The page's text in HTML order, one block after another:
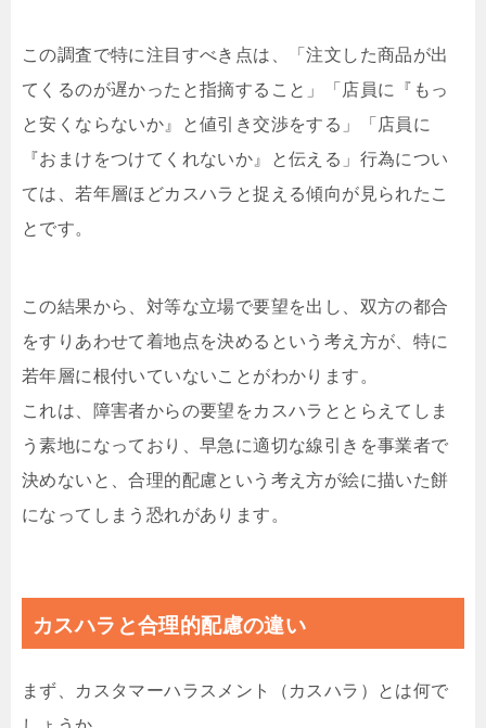
この調査で特に注目すべき点は、「注文した商品が出
てくるのが遅かったと指摘すること」「店員に『もっ
と安くならないか』と値引き交渉をする」「店員に
『おまけをつけてくれないか』と伝える」行為につい
ては、若年層ほどカスハラと捉える傾向が見られたこ
とです。
この結果から、対等な立場で要望を出し、双方の都合
をすりあわせて着地点を決めるという考え方が、特に
若年層に根付いていないことがわかります。
これは、障害者からの要望をカスハラととらえてしま
う素地になっており、早急に適切な線引きを事業者で
決めないと、合理的配慮という考え方が絵に描いた餅
になってしまう恐れがあります。
カスハラと合理的配慮の違い
まず、カスタマーハラスメント（カスハラ）とは何で